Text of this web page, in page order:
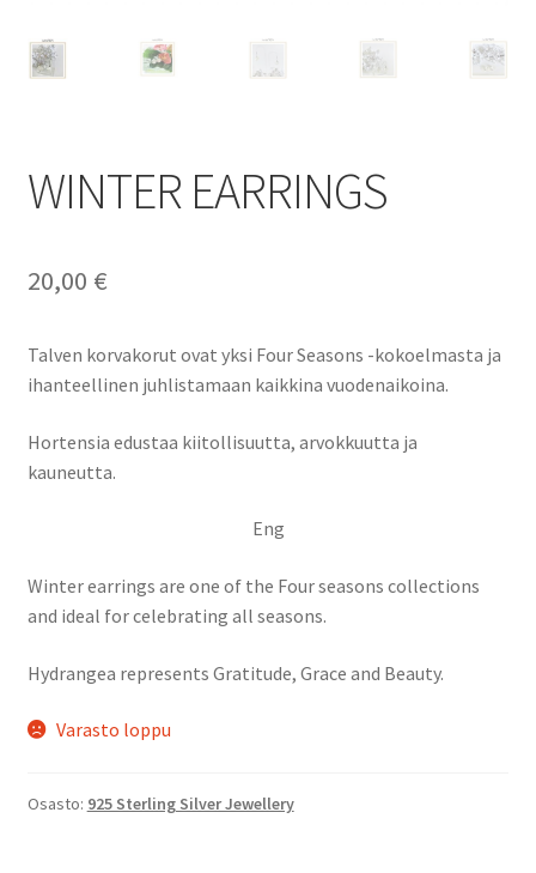
WINTER EARRINGS
20,00 €
Talven korvakorut ovat yksi Four Seasons -kokoelmasta ja
ihanteellinen juhlistamaan kaikkina vuodenaikoina.
Hortensia edustaa kiitollisuutta, arvokkuutta ja
kauneutta.
Eng
Winter earrings are one of the Four seasons collections
and ideal for celebrating all seasons.
Hydrangea represents Gratitude, Grace and Beauty.
Varasto loppu
Osasto: 925 Sterling Silver Jewellery